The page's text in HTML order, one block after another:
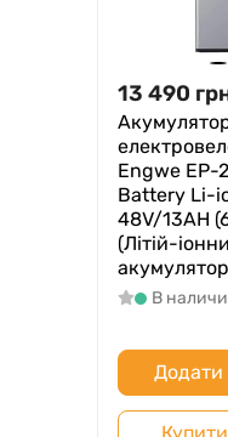
13 490
Engwe EP-
Battery Li-
48V/13AH
(Літій-
В
Додати